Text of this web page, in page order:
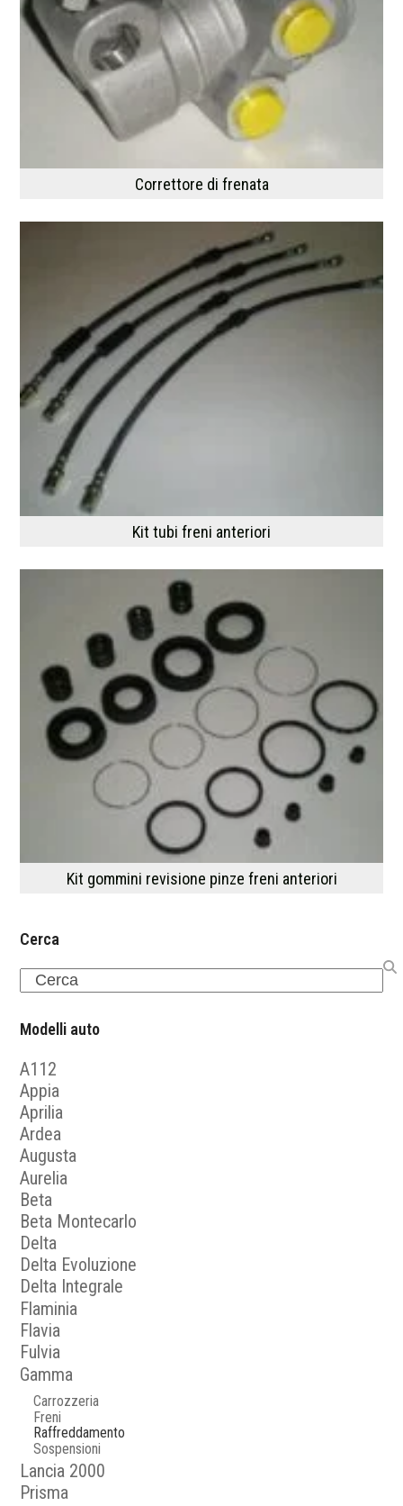
Correttore di frenata
Kit tubi freni anteriori
Kit gommini revisione pinze freni anteriori
Cerca
Search
Modelli auto
A112
Appia
Aprilia
Ardea
Augusta
Aurelia
Beta
Beta Montecarlo
Delta
Delta Evoluzione
Delta Integrale
Flaminia
Flavia
Fulvia
Gamma
Carrozzeria
Freni
Raffreddamento
Sospensioni
Lancia 2000
Prisma